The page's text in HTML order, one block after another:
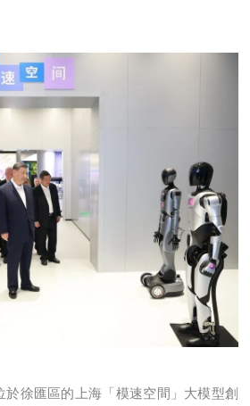
徐匯區的上海「模速空間」大模型創